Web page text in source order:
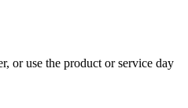
or use the product or service day